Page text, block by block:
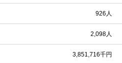
926人
2,098人
3,851,716千円